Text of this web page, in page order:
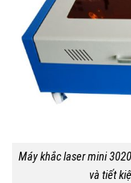
Máy khắc laser mini
và tiết